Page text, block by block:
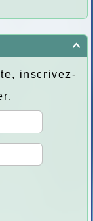

inscrivez-